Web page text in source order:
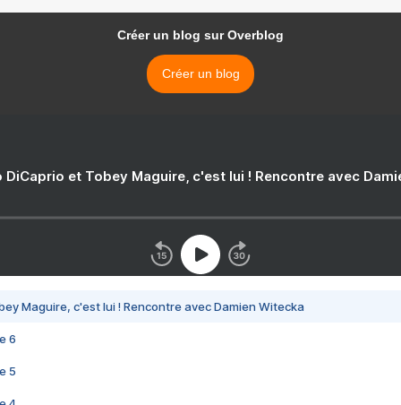
Créer un blog sur Overblog
Créer un blog
DiCaprio et Tobey Maguire, c'est lui ! Rencontre avec
Maguire, c'est lui ! Rencontre avec Damien Witecka
6
5